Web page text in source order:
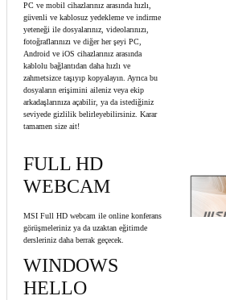
PC ve mobil cihazlarınız arasında hızlı,
güvenli ve kablosuz yedekleme ve indirme
yeteneği ile dosyalarınız, videolarınızı,
fotoğraflarınızı ve diğer her şeyi PC,
Android ve iOS cihazlarınız arasında
kablolu bağlantıdan daha hızlı ve
zahmetsizce taşıyıp kopyalayın. Ayrıca bu
dosyaların erişimini aileniz veya ekip
arkadaşlarınıza açabilir, ya da istediğiniz
seviyede gizlilik belirleyebilirsiniz. Karar
tamamen size ait!
FULL HD
WEBCAM
MSI Full HD webcam ile online konferans
görüşmeleriniz ya da uzaktan eğitimde
dersleriniz daha berrak geçecek.
WINDOWS
HELLO